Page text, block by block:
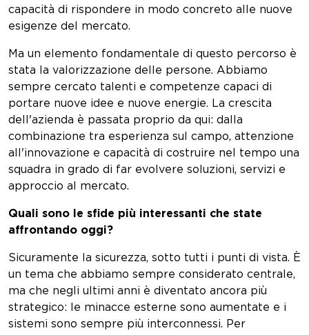
capacità di rispondere in modo concreto alle nuove
esigenze del mercato.
Ma un elemento fondamentale di questo percorso è
stata la valorizzazione delle persone. Abbiamo
sempre cercato talenti e competenze capaci di
portare nuove idee e nuove energie. La crescita
dell'azienda è passata proprio da qui: dalla
combinazione tra esperienza sul campo, attenzione
all'innovazione e capacità di costruire nel tempo una
squadra in grado di far evolvere soluzioni, servizi e
approccio al mercato.
Quali sono le sfide più interessanti che state
affrontando oggi?
Sicuramente la sicurezza, sotto tutti i punti di vista. È
un tema che abbiamo sempre considerato centrale,
ma che negli ultimi anni è diventato ancora più
strategico: le minacce esterne sono aumentate e i
sistemi sono sempre più interconnessi. Per